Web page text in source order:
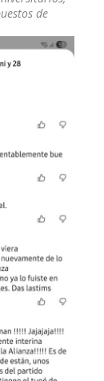
de